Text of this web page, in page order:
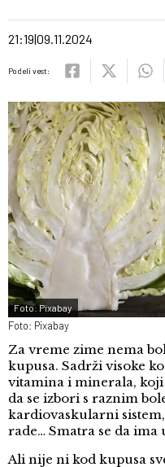
21:19 09.11.2024
Podeli vest:
Foto: Pixabay
Foto: Pixabay
Za vreme zime nema
kupusa. Sadrži visoke
vitamina i minerala,
da se izbori s raznim
kardiovaskularni
rade… Smatra se da
Ali nije ni kod kupusa